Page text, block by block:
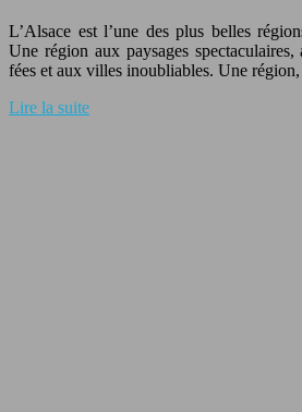
L’Alsace est l’une des plus belles
Une région aux paysages
fées et aux villes inoubliables. Une
Lire la suite